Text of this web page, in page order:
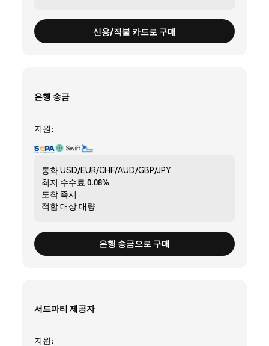
신용/직불 카드로 구매
은행 송금
지원:
통화USD/EUR/CHF/AUD/GBP/JPY
최저 수수료 0.08%
도착 즉시
적합 대상대량
은행 송금으로 구매
서드파티 제공자
지원: